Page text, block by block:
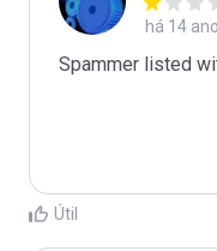
há 14
Spammer listed
Útil